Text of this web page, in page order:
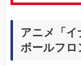
アニメ「
ボールフロ